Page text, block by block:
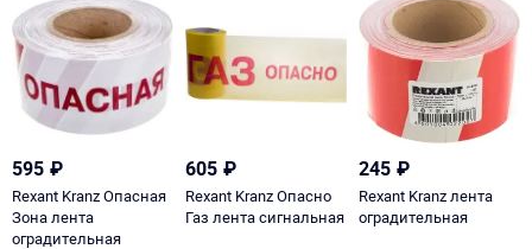
595 ₽
Rexant Kranz Опасная
Зона лента
оградительная
605 ₽
Rexant Kranz Опасно
Газ лента сигнальная
245 ₽
Rexant Kranz лента
оградительная